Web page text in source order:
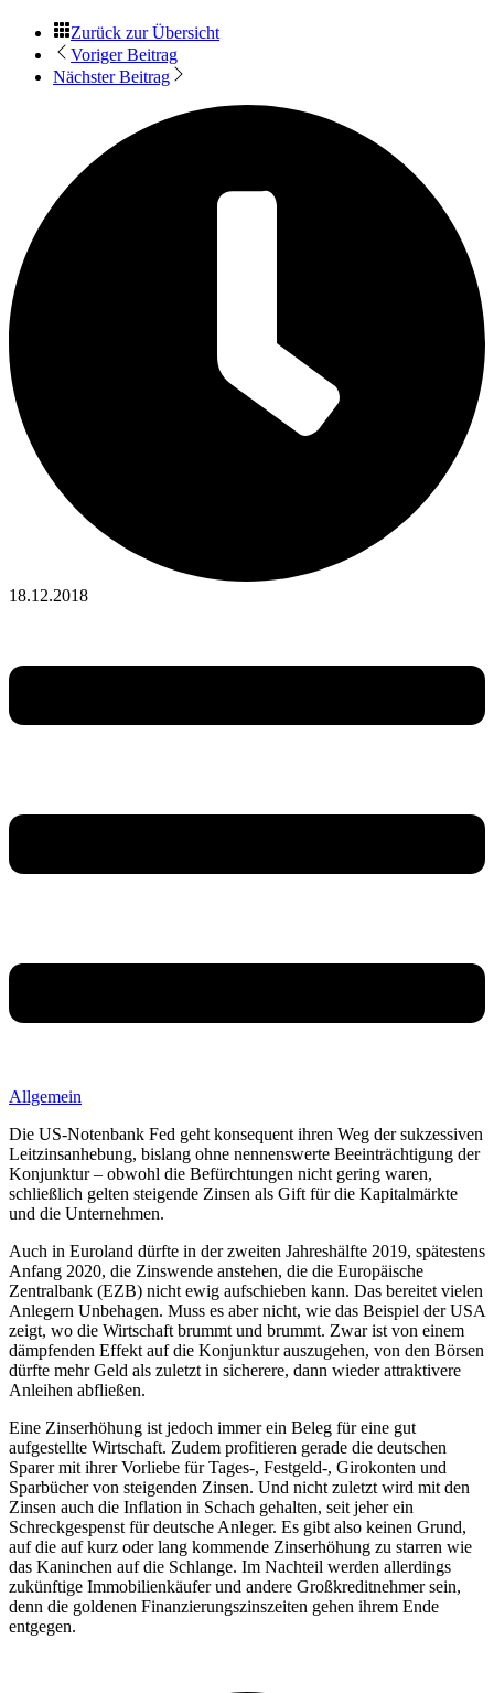
Zurück zur Übersicht
Voriger Beitrag
Nächster Beitrag
18.12.2018
Allgemein
Die US-Notenbank Fed geht konsequent ihren Weg der sukzessiven
Leitzinsanhebung, bislang ohne nennenswerte Beeinträchtigung der
Konjunktur – obwohl die Befürchtungen nicht gering waren,
schließlich gelten steigende Zinsen als Gift für die Kapitalmärkte
und die Unternehmen.
Auch in Euroland dürfte in der zweiten Jahreshälfte 2019, spätestens
Anfang 2020, die Zinswende anstehen, die die Europäische
Zentralbank (EZB) nicht ewig aufschieben kann. Das bereitet vielen
Anlegern Unbehagen. Muss es aber nicht, wie das Beispiel der USA
zeigt, wo die Wirtschaft brummt und brummt. Zwar ist von einem
dämpfenden Effekt auf die Konjunktur auszugehen, von den Börsen
dürfte mehr Geld als zuletzt in sicherere, dann wieder attraktivere
Anleihen abfließen.
Eine Zinserhöhung ist jedoch immer ein Beleg für eine gut
aufgestellte Wirtschaft. Zudem profitieren gerade die deutschen
Sparer mit ihrer Vorliebe für Tages-, Festgeld-, Girokonten und
Sparbücher von steigenden Zinsen. Und nicht zuletzt wird mit den
Zinsen auch die Inflation in Schach gehalten, seit jeher ein
Schreckgespenst für deutsche Anleger. Es gibt also keinen Grund,
auf die auf kurz oder lang kommende Zinserhöhung zu starren wie
das Kaninchen auf die Schlange. Im Nachteil werden allerdings
zukünftige Immobilienkäufer und andere Großkreditnehmer sein,
denn die goldenen Finanzierungszinszeiten gehen ihrem Ende
entgegen.